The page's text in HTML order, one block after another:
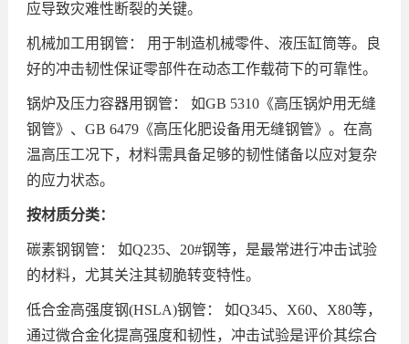
应导致灾难性断裂的关键。
机械加工用钢管： 用于制造机械零件、液压缸筒等。良
好的冲击韧性保证零部件在动态工作载荷下的可靠性。
锅炉及压力容器用钢管： 如GB 5310《高压锅炉用无缝
钢管》、GB 6479《高压化肥设备用无缝钢管》。在高
温高压工况下，材料需具备足够的韧性储备以应对复杂
的应力状态。
按材质分类：
碳素钢钢管： 如Q235、20#钢等，是最常进行冲击试验
的材料，尤其关注其韧脆转变特性。
低合金高强度钢(HSLA)钢管： 如Q345、X60、X80等，
通过微合金化提高强度和韧性，冲击试验是评价其综合